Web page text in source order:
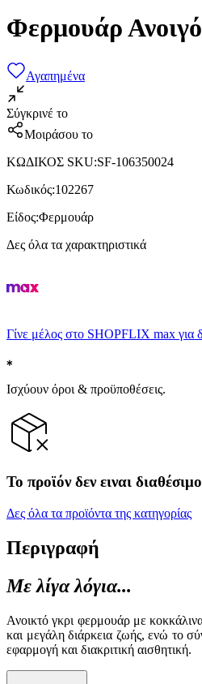
Φερμουάρ
Αγαπημένα
Σύγκρινέ το
Μοιράσου το
ΚΩΔΙΚΟΣ SKU:SF-106350024
Κωδικός:102267
Είδος:Φερμουάρ
Δες όλα τα χαρακτηριστικά
Γίνε μέλος στο SHOPFLIX max για
Ισχύουν όροι & προϋποθέσεις.
Το προϊόν δεν ειναι διαθέσιμο
Δες όλα τα προϊόντα της κατηγορίας
Περιγραφή
Με λίγα λόγια...
Ανοικτό γκρι φερμουάρ με
και μεγάλη διάρκεια ζωής, ενώ το
εφαρμογή και διακριτική αισθητική.